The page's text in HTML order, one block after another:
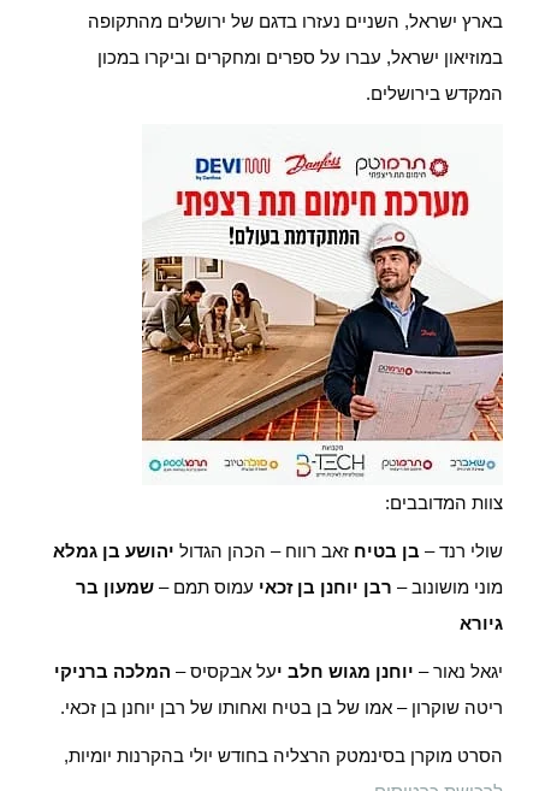
בארץ ישראל, השניים נעזרו בדגם של ירושלים מהתקופה
במוזיאון ישראל, עברו על ספרים ומחקרים וביקרו במכון
המקדש בירושלים.
צוות המדובבים:
שולי רנד – בן בטיח זאב רווח – הכהן הגדול יהושע בן גמלא
מוני מושונוב – רבן יוחנן בן זכאי עמוס תמם – שמעון בר
גיורא
יגאל נאור – יוחנן מגוש חלב יעל אבקסיס – המלכה ברניקי
ריטה שוקרון – אמו של בן בטיח ואחותו של רבן יוחנן בן זכאי.
הסרט מוקרן בסינמטק הרצליה בחודש יולי בהקרנות יומיות,